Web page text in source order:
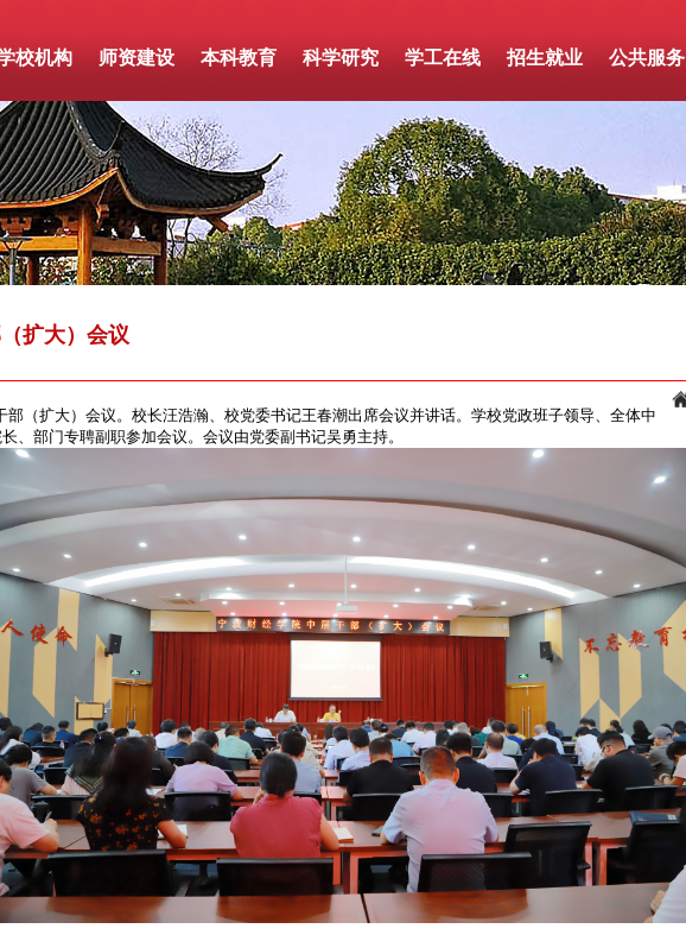
校机构 师资建设 本科教育 科学研究 学工在线 招生就业 公共服务
扩大）会议
部（扩大）会议。校长汪浩瀚、校党委书记王春潮出席会议并讲话。学校党政班子领导、全体中
、部门专聘副职参加会议。会议由党委副书记吴勇主持。